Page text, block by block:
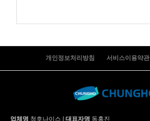
개인정보처리방침 서비스이용약관
업체명 청호나이스 대표자명 동홍진